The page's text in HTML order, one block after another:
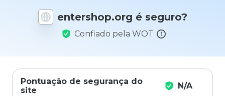
entershop.org é seguro?
Confiado pela WOT
Pontuação de segurança do
site
N/A